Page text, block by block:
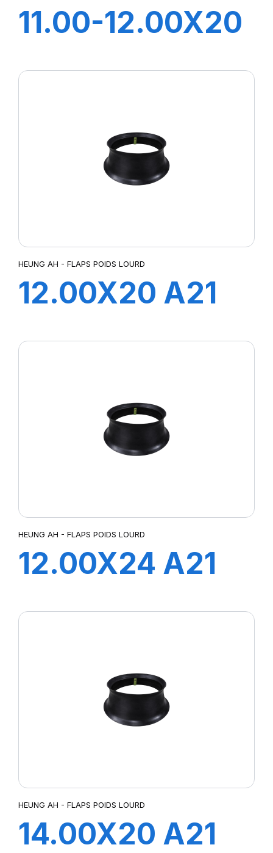
11.00-12.00X20
HEUNG AH - FLAPS POIDS LOURD
12.00X20 A21
HEUNG AH - FLAPS POIDS LOURD
12.00X24 A21
HEUNG AH - FLAPS POIDS LOURD
14.00X20 A21